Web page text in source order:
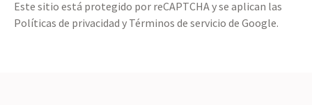
Este sitio está protegido por reCAPTCHA y se aplican las
Políticas de privacidad y Términos de servicio de Google.